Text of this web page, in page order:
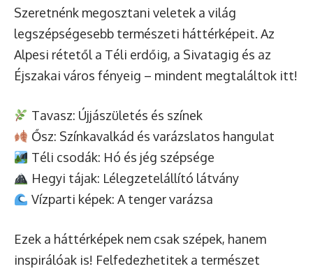
Szeretnénk megosztani veletek a világ
legszépségesebb természeti háttérképeit. Az
Alpesi rétetől a Téli erdőig, a Sivatagig és az
Éjszakai város fényeig – mindent megtaláltok itt!
Tavasz: Újjászületés és színek
Ősz: Színkavalkád és varázslatos hangulat
Téli csodák: Hó és jég szépsége
Hegyi tájak: Lélegzetelállító látvány
Vízparti képek: A tenger varázsa
Ezek a háttérképek nem csak szépek, hanem
inspirálóak is! Felfedezhetitek a természet